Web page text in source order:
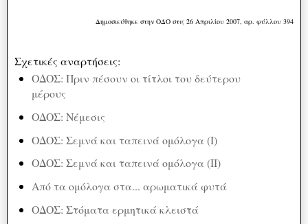
Δημοσιεύθηκε στην ΟΔΟ στις 26 Απριλίου 2007, αρ. φύλλου 394
Σχετικές αναρτήσεις:
ΟΔΟΣ: Πριν πέσουν οι τίτλοι του δεύτερου
μέρους
ΟΔΟΣ: Νέμεσις
ΟΔΟΣ: Σεμνά και ταπεινά ομόλογα (Ι)
ΟΔΟΣ: Σεμνά και ταπεινά ομόλογα (II)
Από τα ομόλογα στα... αρωματικά φυτά
ΟΔΟΣ: Στόματα ερμητικά κλειστά